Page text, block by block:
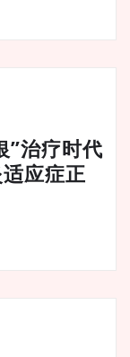
”治疗时代
应症正